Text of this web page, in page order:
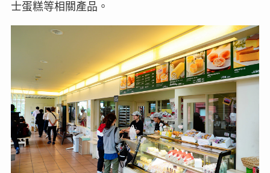
士蛋糕等相關產品。